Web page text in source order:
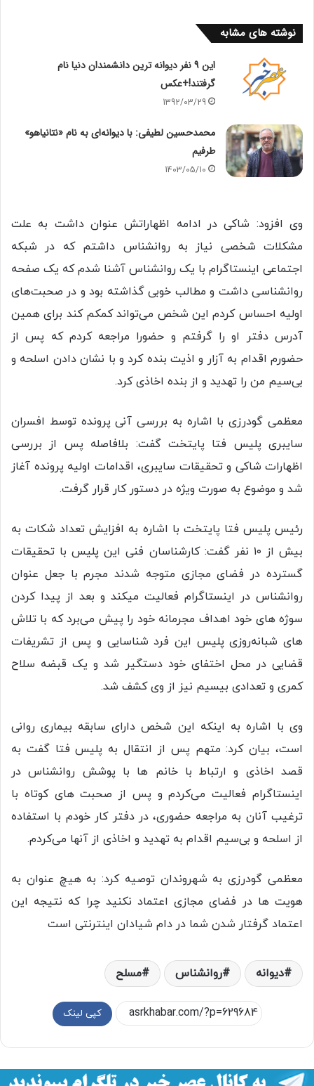
نوشته های مشابه
این 9 نفر ديوانه ترین دانشمندان دنیا نام
گرفتند!+عکس
1392/03/29
محمدحسین لطیفی: با دیوانه‌ای به نام «نتانیاهو»
طرفیم
1403/05/10
وی افزود: شاکی در ادامه اظهاراتش عنوان داشت به علت
مشکلات شخصی نیاز به روانشناس داشتم که در شبکه
اجتماعی اینستاگرام با یک روانشناس آشنا شدم که یک صفحه
روانشناسی داشت و مطالب خوبی گذاشته بود و در صحبت‌های
اولیه احساس کردم این شخص می‌تواند کمکم کند برای همین
آدرس دفتر او را گرفتم و حضورا مراجعه کردم که پس از
حضورم اقدام به آزار و اذیت بنده کرد و با نشان دادن اسلحه و
بی‌سیم من را تهدید و از بنده اخاذی کرد.
معظمی گودرزی با اشاره به بررسی آنی پرونده توسط افسران
سایبری پلیس فتا پایتخت گفت: بلافاصله پس از بررسی
اظهارات شاکی و تحقیقات سایبری، اقدامات اولیه پرونده آغاز
شد و موضوع به صورت ویژه در دستور کار قرار گرفت.
رئیس پلیس فتا پایتخت با اشاره به افزایش تعداد شکات به
بیش از ۱۰ نفر گفت: کارشناسان فنی این پلیس با تحقیقات
گسترده در فضای مجازی متوجه شدند مجرم با جعل عنوان
روانشناس در اینستاگرام فعالیت میکند و بعد از پیدا کردن
سوژه های خود اهداف مجرمانه خود را پیش می‌برد که با تلاش
های شبانه‌روزی پلیس این فرد شناسایی و پس از تشریفات
قضایی در محل اختفای خود دستگیر شد و یک قبضه سلاح
کمری و تعدادی بیسیم نیز از وی کشف شد.
وی با اشاره به اینکه این شخص دارای سابقه بیماری روانی
است، بیان کرد: متهم پس از انتقال به پلیس فتا گفت به
قصد اخاذی و ارتباط با خانم ها با پوشش روانشناس در
اینستاگرام فعالیت می‌کردم و پس از صحبت های کوتاه با
ترغیب آنان به مراجعه حضوری، در دفتر کار خودم با استفاده
از اسلحه و بی‌سیم اقدام به تهدید و اخاذی از آنها می‌کردم.
معظمی گودرزی به شهروندان توصیه کرد: به هیچ عنوان به
هویت ها در فضای مجازی اعتماد نکنید چرا که نتیجه این
اعتماد گرفتار شدن شما در دام شیادان اینترنتی است
دیوانه روانشناس مسلح
کپی لینک